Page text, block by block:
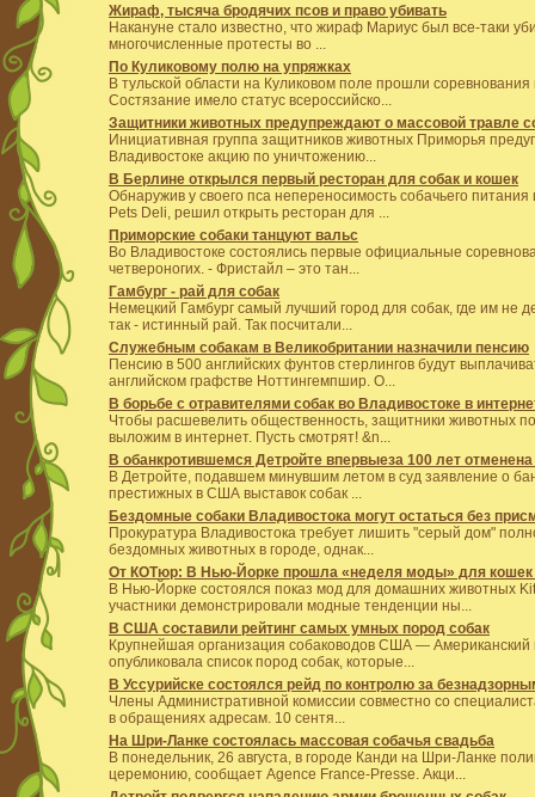
Жираф, тысяча бродячих псов и право убивать
Накануне стало известно, что жираф Мариус был все-таки
многочисленные протесты во ...
По Куликовому полю на упряжках
В тульской области на Куликовом поле прошли
Состязание имело статус всероссийско...
Защитники животных предупреждают о массовой травле
Инициативная группа защитников животных Приморья
Владивостоке акцию по уничтожению...
В Берлине открылся первый ресторан для собак и кошек
Обнаружив у своего пса непереносимость собачьего
Pets Deli, решил открыть ресторан для ...
Приморские собаки танцуют вальс
Во Владивостоке состоялись первые официальные
четвероногих. - Фристайл – это тан...
Гамбург - рай для собак
Немецкий Гамбург самый лучший город для собак, где им не
так - истинный рай. Так посчитали...
Служебным собакам в Великобритании назначили пенсию
Пенсию в 500 английских фунтов стерлингов будут
английском графстве Ноттингемпшир. О...
В борьбе с отравителями собак во Владивостоке в
Чтобы расшевелить общественность, защитники животных
выложим в интернет. Пусть смотрят! &n...
В обанкротившемся Детройте впервыеза 100 лет
В Детройте, подавшем минувшим летом в суд заявление о
престижных в США выставок собак ...
Бездомные собаки Владивостока могут остаться без
Прокуратура Владивостока требует лишить "серый дом"
бездомных животных в городе, однак...
От КОТюр: В Нью-Йорке прошла «неделя моды» для кошек
В Нью-Йорке состоялся показ мод для домашних животных
участники демонстрировали модные тенденции ны...
В США составили рейтинг самых умных пород собак
Крупнейшая организация собаководов США —
опубликовала список пород собак, которые...
В Уссурийске состоялся рейд по контролю за
Члены Административной комиссии совместно со
в обращениях адресам. 10 сентя...
На Шри-Ланке состоялась массовая собачья свадьба
В понедельник, 26 августа, в городе Канди на Шри-Ланке
церемонию, сообщает Agence France-Presse. Акци...